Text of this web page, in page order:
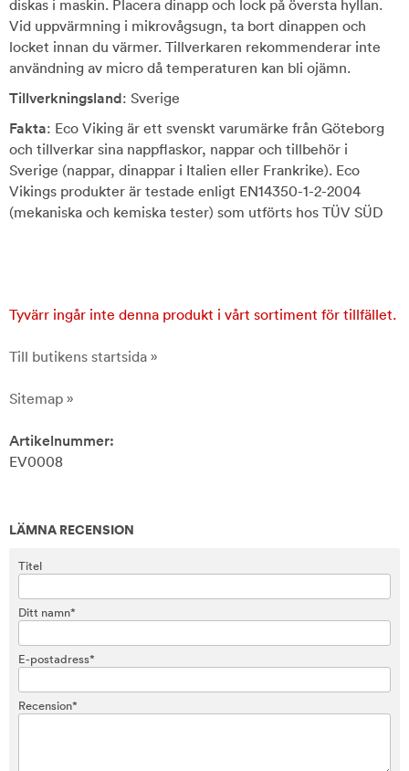
diskas i maskin. Placera dinapp och lock på översta hyllan.
Vid uppvärmning i mikrovågsugn, ta bort dinappen och
locket innan du värmer. Tillverkaren rekommenderar inte
användning av micro då temperaturen kan bli ojämn.
Tillverkningsland: Sverige
Fakta: Eco Viking är ett svenskt varumärke från Göteborg
och tillverkar sina nappflaskor, nappar och tillbehör i
Sverige (nappar, dinappar i Italien eller Frankrike). Eco
Vikings produkter är testade enligt EN14350-1-2-2004
(mekaniska och kemiska tester) som utförts hos TÜV SÜD
Tyvärr ingår inte denna produkt i vårt sortiment för tillfället.
Till butikens startsida »
Sitemap »
Artikelnummer:
EV0008
LÄMNA RECENSION
Titel
Ditt namn*
E-postadress*
Recension*